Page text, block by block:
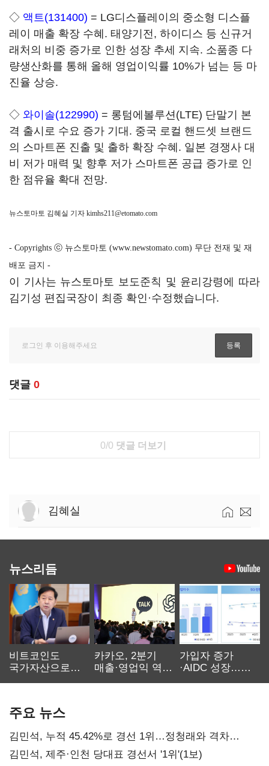
◇ 액트(131400) = LG디스플레이의 중소형 디스플
레이 매출 확장 수혜. 태양기전, 하이디스 등 신규거
래처의 비중 증가로 인한 성장 추세 지속. 소품종 다
량생산화를 통해 올해 영업이익률 10%가 넘는 등 마
진율 상승.
◇ 와이솔(122990) = 롱텀에볼루션(LTE) 단말기 본
격 출시로 수요 증가 기대. 중국 로컬 핸드셋 브랜드
의 스마트폰 진출 및 출하 확장 수혜. 일본 경쟁사 대
비 저가 매력 및 향후 저가 스마트폰 공급 증가로 인
한 점유율 확대 전망.
뉴스토마토 김혜실 기자 kimhs211@etomato.com
- Copyrights ⓒ 뉴스토마토 (www.newstomato.com) 무단 전재 및 재
배포 금지 -
이 기사는 뉴스토마토 보도준칙 및 윤리강령에 따라
김기성 편집국장이 최종 확인·수정했습니다.
댓글 0
0/0 댓글 더보기
김혜실
뉴스리듬
비트코인도
국가자산으로…'
카카오, 2분기
매출·영업익 역대
가입자 증가
·AIDC 성장…
주요 뉴스
김민석, 누적 45.42%로 경선 1위…정청래와 격차
0.86%p(2보)
김민석, 제주·인천 당대표 경선서 '1위'(1보)